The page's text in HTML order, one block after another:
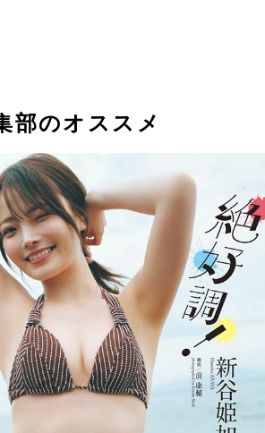
部のオススメ